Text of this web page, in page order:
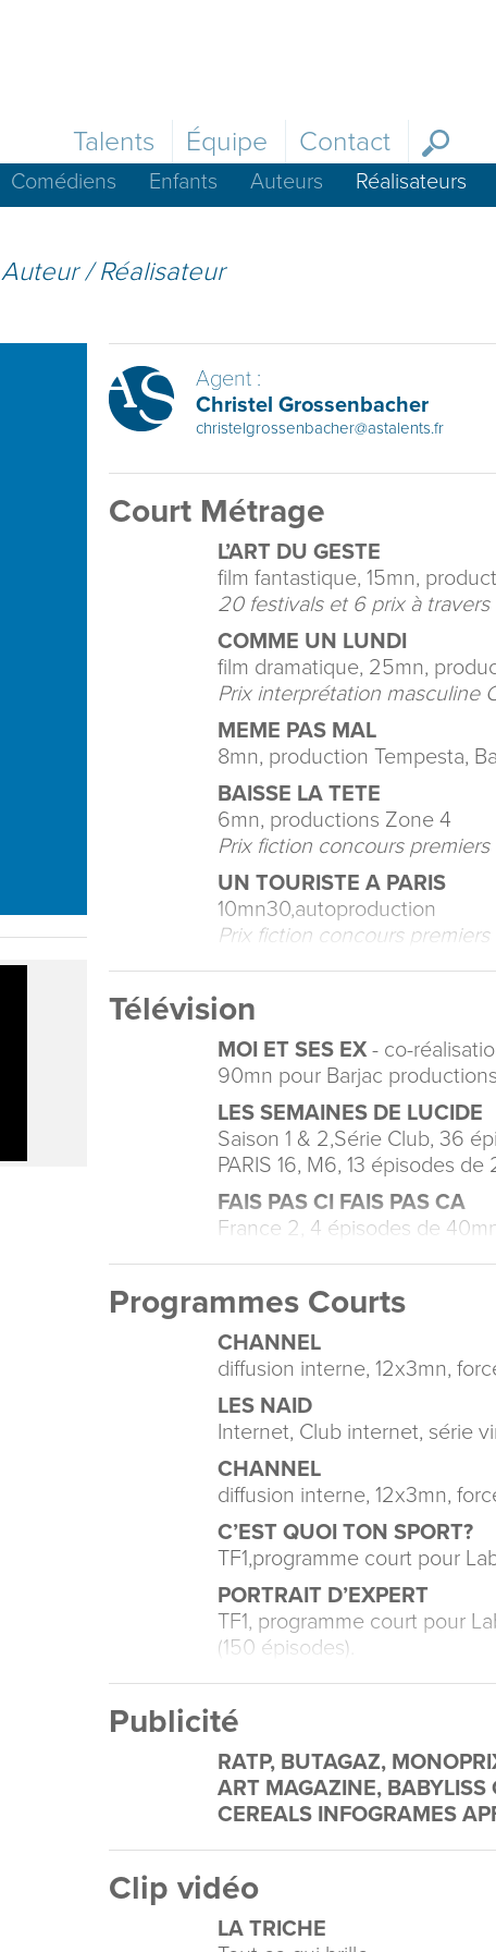
Talents
Comédiens Enfants Auteurs Réalisateurs
Équipe Contact
Auteur / Réalisateur
Agent :
Christel Grossenbacher
christelgrossenbacher@astalents.fr
Court Métrage
L’ART DU GESTE
film fantastique, 15mn,
20 festivals et 6 prix à
COMME UN LUNDI
film dramatique, 25mn,
Prix interprétation masculine
MEME PAS MAL
8mn, production Tempesta,
BAISSE LA TETE
6mn, productions Zone 4
Prix fiction concours
UN TOURISTE A PARIS
10mn30,autoproduction
Prix fiction concours
Télévision
MOI ET SES EX - co-
90mn pour Barjac
LES SEMAINES DE LUCIDE
Saison 1 & 2,Série Club, 36
PARIS 16, M6, 13 épisodes
FAIS PAS CI FAIS PAS CA
France 2, 4 épisodes de
Programmes Courts
CHANNEL
diffusion interne, 12x3mn,
LES NAID
Internet, Club internet, série
CHANNEL
diffusion interne, 12x3mn,
C’EST QUOI TON SPORT?
TF1,programme court pour
PORTRAIT D’EXPERT
TF1, programme court pour
(150 épisodes).
Publicité
RATP, BUTAGAZ,
ART MAGAZINE,
CEREALS INFOGRAMES
Clip vidéo
LA TRICHE